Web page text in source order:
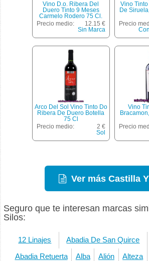
Vino D.o. Ribera Del
Duero Tinto 9 Meses
Carmelo Rodero 75 Cl.
Precio medio:
12.15 €
Sin Marca
Vino
De
Precio
Arco Del Sol Vino Tinto Do
Ribera De Duero Botella
75 Cl
Precio medio:
2 €
Sol
Vino
Precio
Ver más Castilla
Seguro que te interesan marcas
Silos:
12 Linajes Abadia De San Quirce
Abadia Retuerta Alba Alión Alteza